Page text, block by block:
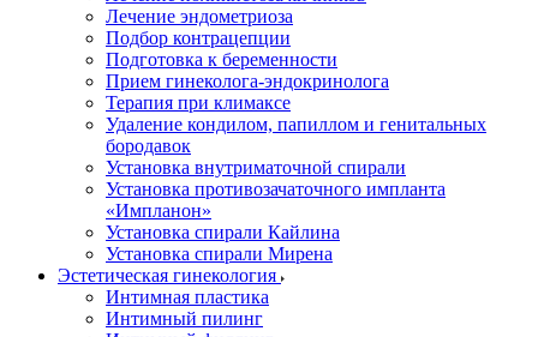
Лечение эндометриоза
Подбор контрацепции
Подготовка к беременности
Прием гинеколога-эндокринолога
Терапия при климаксе
Удаление кондилом, папиллом и генитальных
бородавок
Установка внутриматочной спирали
Установка противозачаточного импланта
«Импланон»
Установка спирали Кайлина
Установка спирали Мирена
Эстетическая гинекология
Интимная пластика
Интимный пилинг